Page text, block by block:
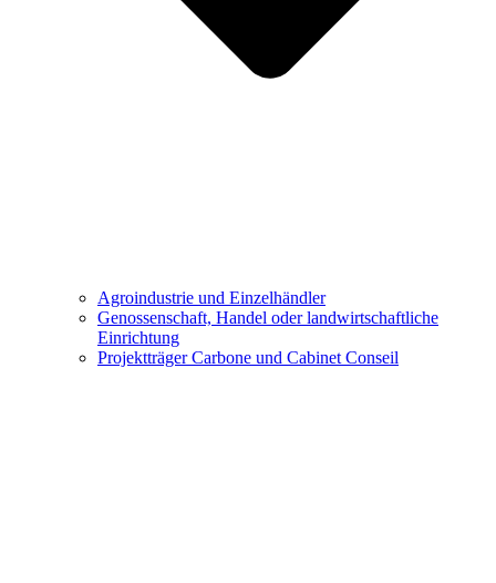
Agroindustrie und Einzelhändler
Genossenschaft, Handel oder landwirtschaftliche
Einrichtung
Projektträger Carbone und Cabinet Conseil